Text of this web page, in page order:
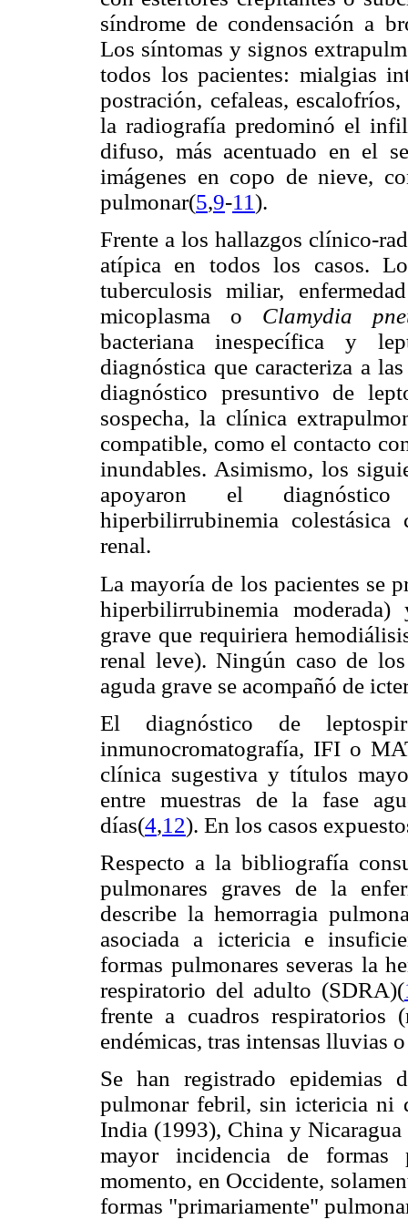
síndrome de condensación a
Los síntomas y signos
todos los pacientes: mialgias
postración, cefaleas,
la radiografía predominó el
difuso, más acentuado en el
imágenes en copo de nieve,
pulmonar(5,9-11).
Frente a los hallazgos clínico-
atípica en todos los casos.
tuberculosis miliar,
micoplasma o Clamydia
bacteriana inespecífica y
diagnóstica que caracteriza a
diagnóstico presuntivo de
sospecha, la clínica
compatible, como el contacto
inundables. Asimismo, los
apoyaron el
hiperbilirrubinemia colestásica
renal.
La mayoría de los pacientes se
hiperbilirrubinemia
grave que requiriera
renal leve). Ningún caso de
aguda grave se acompañó de
El diagnóstico de
inmunocromatografía, IFI o
clínica sugestiva y títulos
entre muestras de la fase
días(4,12). En los casos
Respecto a la bibliografía
pulmonares graves de la
describe la hemorragia
asociada a ictericia e
formas pulmonares severas la
respiratorio del adulto (SDRA)(
frente a cuadros respiratorios
endémicas, tras intensas lluvias
Se han registrado epidemias
pulmonar febril, sin ictericia ni
India (1993), China y Nicaragua
mayor incidencia de formas
momento, en Occidente,
formas "primariamente"